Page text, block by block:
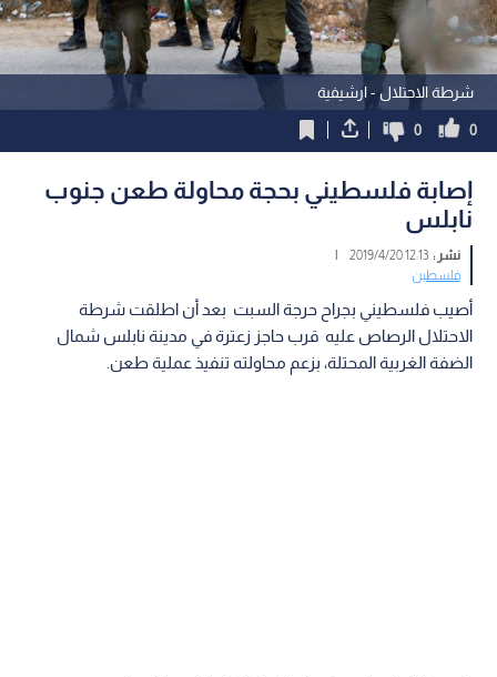
شرطة الاحتلال - ارشيفية
0
0
إصابة فلسطيني بحجة محاولة طعن جنوب
نابلس
نشر :12:13 2019/4/20
|
فلسطين
أصيب فلسطيني بجراح حرجة السبت بعد أن اطلقت شرطة
الاحتلال الرصاص عليه قرب حاجز زعترة في مدينة نابلس شمال
الضفة الغربية المحتلة، بزعم محاولته تنفيذ عملية طعن.